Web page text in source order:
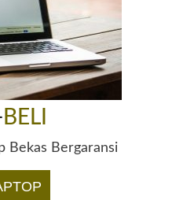
BELI
Bekas Bergaransi